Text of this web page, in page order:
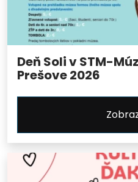
Deň Soli v STM-
Prešove 2026